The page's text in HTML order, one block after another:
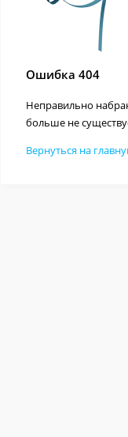
Ошибка 404
Неправильно
больше не
Вернуться на